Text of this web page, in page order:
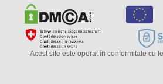
Acest site este operat în conformitate cu